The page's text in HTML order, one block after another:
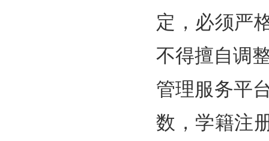
定，必须严
不得擅自调
管理服务平
数，学籍注